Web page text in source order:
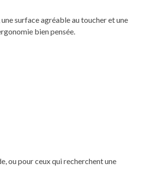
surface agréable au toucher et une
bien pensée.
ou pour ceux qui recherchent une